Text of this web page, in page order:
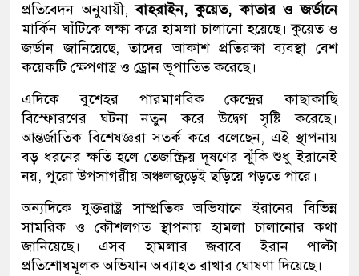
প্রতিবেদন অনুযায়ী,বাহরাইন, কুয়েত, কাতার ও জর্ডানে
মার্কিন ঘাঁটিকে লক্ষ্য করে হামলা চালানো হয়েছে। কুয়েত ও
জর্ডান জানিয়েছে, তাদের আকাশ প্রতিরক্ষা ব্যবস্থা বেশ
কয়েকটি ক্ষেপণাস্ত্র ও ড্রোন ভূপাতিত করেছে।
এদিকে বুশেহর পারমাণবিক কেন্দ্রের কাছাকাছি
বিস্ফোরণের ঘটনা নতুন করে উদ্বেগ সৃষ্টি করেছে।
আন্তর্জাতিক বিশেষজ্ঞরা সতর্ক করে বলেছেন, এই স্থাপনায়
বড় ধরনের ক্ষতি হলে তেজস্ক্রিয় দূষণের ঝুঁকি শুধু ইরানেই
নয়, পুরো উপসাগরীয় অঞ্চলজুড়েই ছড়িয়ে পড়তে পারে।
অন্যদিকে যুক্তরাষ্ট্র সাম্প্রতিক অভিযানে ইরানের বিভিন্ন
সামরিক ও কৌশলগত স্থাপনায় হামলা চালানোর কথা
জানিয়েছে। এসব হামলার জবাবে ইরান পাল্টা
প্রতিশোধমূলক অভিযান অব্যাহত রাখার ঘোষণা দিয়েছে।